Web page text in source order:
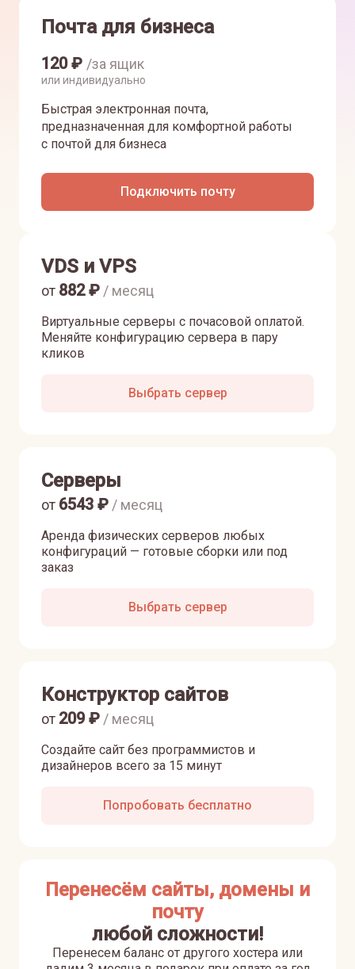
Почта для бизнеса
120₽ /за ящик
или индивидуально
Быстрая электронная почта,
предназначенная для комфортной работы
с почтой для бизнеса
Подключить почту
VDS и VPS
Виртуальные серверы с почасовой оплатой.
Меняйте конфигурацию сервера в пару
кликов
от 882₽ / месяц
Выбрать сервер
Серверы
Аренда физических серверов любых
конфигураций — готовые сборки или под
заказ
от 6543 ₽ / месяц
Выбрать сервер
Конструктор сайтов
Создайте сайт без программистов и
дизайнеров всего за 15 минут
от 209₽ / месяц
Попробовать бесплатно
Перенесём сайты, домены и
почту
любой сложности!
Перенесем баланс от другого хостера или